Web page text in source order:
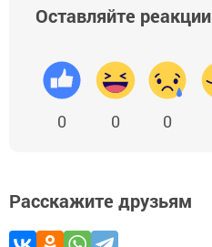
Оставляйте реакции
0 0 0
Расскажите друзьям